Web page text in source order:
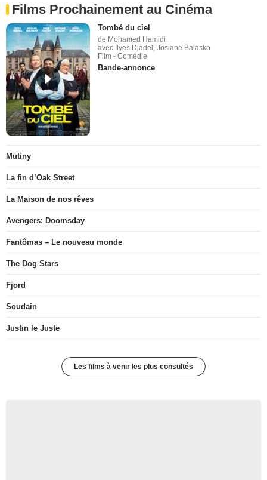
Films Prochainement au Cinéma
Tombé du ciel
de Mohamed Hamidi
avec Ilyes Djadel, Josiane Balasko
Film - Comédie
Bande-annonce
Mutiny
La fin d’Oak Street
La Maison de nos rêves
Avengers: Doomsday
Fantômas – Le nouveau monde
The Dog Stars
Fjord
Soudain
Justin le Juste
Les films à venir les plus consultés